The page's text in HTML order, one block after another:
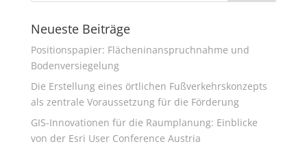
Neueste Beiträge
Positionspapier: Flächeninanspruchnahme und
Bodenversiegelung
Die Erstellung eines örtlichen Fußverkehrskonzepts
als zentrale Voraussetzung für die Förderung
GIS-Innovationen für die Raumplanung: Einblicke
von der Esri User Conference Austria